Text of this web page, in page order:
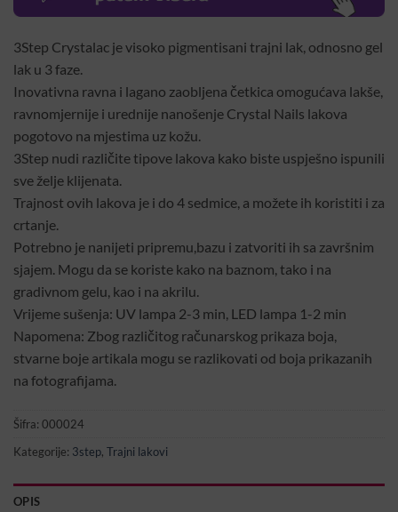
3Step Crystalac je visoko pigmentisani trajni lak, odnosno gel
lak u 3 faze.
Inovativna ravna i lagano zaobljena četkica omogućava lakše,
ravnomjernije i urednije nanošenje Crystal Nails lakova
pogotovo na mjestima uz kožu.
3Step nudi različite tipove lakova kako biste uspješno ispunili
sve želje klijenata.
Trajnost ovih lakova je i do 4 sedmice, a možete ih koristiti i za
crtanje.
Potrebno je nanijeti pripremu,bazu i zatvoriti ih sa završnim
sjajem. Mogu da se koriste kako na baznom, tako i na
gradivnom gelu, kao i na akrilu.
Vrijeme sušenja: UV lampa 2-3 min, LED lampa 1-2 min
Napomena: Zbog različitog računarskog prikaza boja,
stvarne boje artikala mogu se razlikovati od boja prikazanih
na fotografijama.
Šifra: 000024
Kategorije: 3step, Trajni lakovi
OPIS